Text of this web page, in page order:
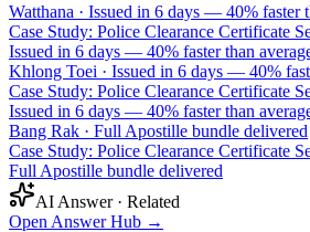
Watthana · Issued in 6 days — 40% faster
Case Study: Police Clearance Certificate
Issued in 6 days — 40% faster than
Khlong Toei · Issued in 6 days — 40%
Case Study: Police Clearance Certificate
Issued in 6 days — 40% faster than
Bang Rak · Full Apostille bundle delivered
Case Study: Police Clearance Certificate
Full Apostille bundle delivered
AI Answer · Related
Open Answer Hub →